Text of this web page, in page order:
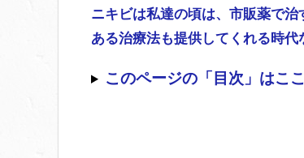
ニキビは私達の頃は、市販薬で
ある治療法も提供してくれる時代
このページの「目次」はこ